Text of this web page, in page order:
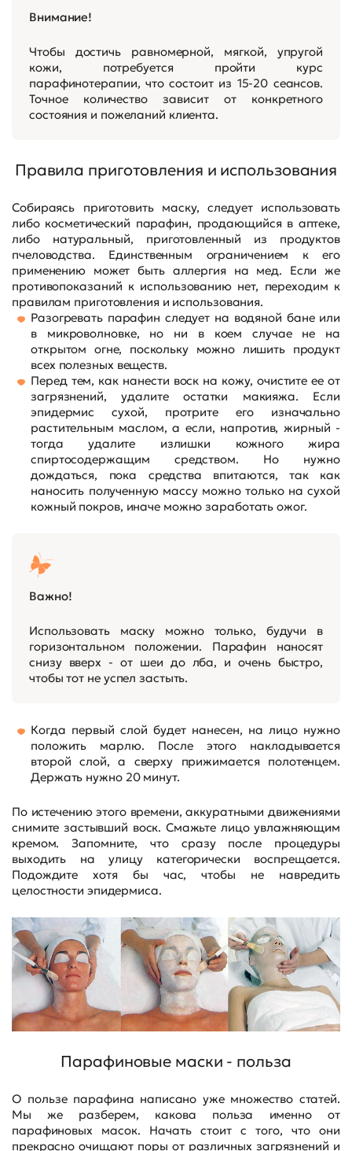
Внимание!
Чтобы достичь равномерной, мягкой, упругой
кожи, потребуется пройти курс
парафинотерапии, что состоит из 15-20 сеансов.
Точное количество зависит от конкретного
состояния и пожеланий клиента.
Правила приготовления и использования
Собираясь приготовить маску, следует использовать
либо косметический парафин, продающийся в аптеке,
либо натуральный, приготовленный из продуктов
пчеловодства. Единственным ограничением к его
применению может быть аллергия на мед. Если же
противопоказаний к использованию нет, переходим к
правилам приготовления и использования.
Разогревать парафин следует на водяной бане или
в микроволновке, но ни в коем случае не на
открытом огне, поскольку можно лишить продукт
всех полезных веществ.
Перед тем, как нанести воск на кожу, очистите ее от
загрязнений, удалите остатки макияжа. Если
эпидермис сухой, протрите его изначально
растительным маслом, а если, напротив, жирный -
тогда удалите излишки кожного жира
спиртосодержащим средством. Но нужно
дождаться, пока средства впитаются, так как
наносить полученную массу можно только на сухой
кожный покров, иначе можно заработать ожог.
Важно!
Использовать маску можно только, будучи в
горизонтальном положении. Парафин наносят
снизу вверх - от шеи до лба, и очень быстро,
чтобы тот не успел застыть.
Когда первый слой будет нанесен, на лицо нужно
положить марлю. После этого накладывается
второй слой, а сверху прижимается полотенцем.
Держать нужно 20 минут.
По истечению этого времени, аккуратными движениями
снимите застывший воск. Смажьте лицо увлажняющим
кремом. Запомните, что сразу после процедуры
выходить на улицу категорически воспрещается.
Подождите хотя бы час, чтобы не навредить
целостности эпидермиса.
Парафиновые маски - польза
О пользе парафина написано уже множество статей.
Мы же разберем, какова польза именно от
парафиновых масок. Начать стоит с того, что они
прекрасно очищают поры от различных загрязнений и